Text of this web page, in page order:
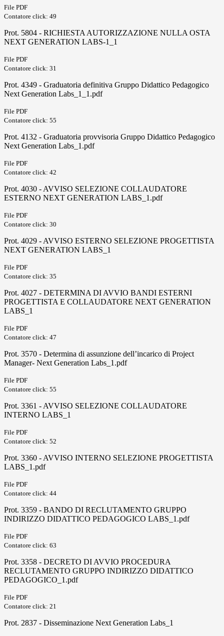
File PDF
Contatore click: 49
Prot. 5804 - RICHIESTA AUTORIZZAZIONE NULLA OSTA
NEXT GENERATION LABS-1_1
File PDF
Contatore click: 31
Prot. 4349 - Graduatoria definitiva Gruppo Didattico Pedagogico
Next Generation Labs_1_1.pdf
File PDF
Contatore click: 55
Prot. 4132 - Graduatoria provvisoria Gruppo Didattico Pedagogico
Next Generation Labs_1.pdf
File PDF
Contatore click: 42
Prot. 4030 - AVVISO SELEZIONE COLLAUDATORE
ESTERNO NEXT GENERATION LABS_1.pdf
File PDF
Contatore click: 30
Prot. 4029 - AVVISO ESTERNO SELEZIONE PROGETTISTA
NEXT GENERATION LABS_1
File PDF
Contatore click: 35
Prot. 4027 - DETERMINA DI AVVIO BANDI ESTERNI
PROGETTISTA E COLLAUDATORE NEXT GENERATION
LABS_1
File PDF
Contatore click: 47
Prot. 3570 - Determina di assunzione dell’incarico di Project
Manager- Next Generation Labs_1.pdf
File PDF
Contatore click: 55
Prot. 3361 - AVVISO SELEZIONE COLLAUDATORE
INTERNO LABS_1
File PDF
Contatore click: 52
Prot. 3360 - AVVISO INTERNO SELEZIONE PROGETTISTA
LABS_1.pdf
File PDF
Contatore click: 44
Prot. 3359 - BANDO DI RECLUTAMENTO GRUPPO
INDIRIZZO DIDATTICO PEDAGOGICO LABS_1.pdf
File PDF
Contatore click: 63
Prot. 3358 - DECRETO DI AVVIO PROCEDURA
RECLUTAMENTO GRUPPO INDIRIZZO DIDATTICO
PEDAGOGICO_1.pdf
File PDF
Contatore click: 21
Prot. 2837 - Disseminazione Next Generation Labs_1